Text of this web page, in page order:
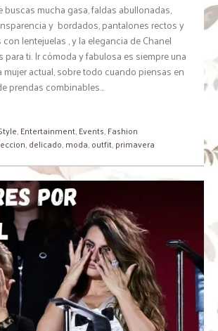
buscas mucha gasa, faldas abullonadas,
y bordados, pantalones rectos y
lentejuelas , y la elegancia de Chanel
para ti. Ir cómoda y fabulosa es siempre una
mujer actual, sobre todo cuando piensas en
prendas combinables...
,Entertainment,Events,Fashion
,delicado,moda,outfit,primavera